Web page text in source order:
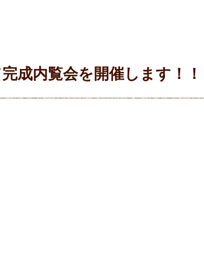
成内覧会を開催します！！